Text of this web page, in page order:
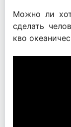
Можно ли
сделать
кво